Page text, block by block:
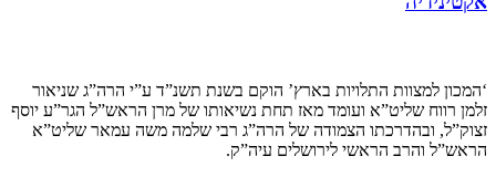
‘המכון למצוות התלויות בארץ’ הוקם בשנת תשנ”ד ע”י הרה”ג שניאור
זלמן רווח שליט”א ועומד מאז תחת נשיאותו של מרן הראש”ל הגר”ע יוסף
זצוק”ל, ובהדרכתו הצמודה של הרה”ג רבי שלמה משה עמאר שליט”א
הראש”ל והרב הראשי לירושלים עיה”ק.